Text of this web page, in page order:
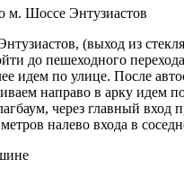
м. Шоссе Энтузиастов
(выход из
до пешеходного
идем по улице. После
направо в арку идем
через главный вход
налево входа в